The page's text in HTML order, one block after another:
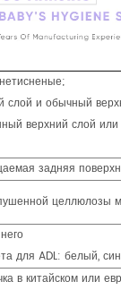
слой и обычный
верхний слой
задняя
целлюлозы
для ADL: белый,
в китайском или